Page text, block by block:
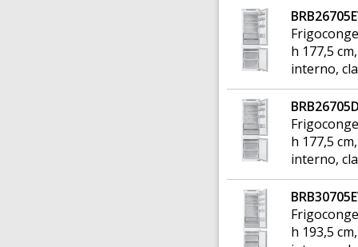
h 177,5
interno,
h 177,5
interno,
h 193,5